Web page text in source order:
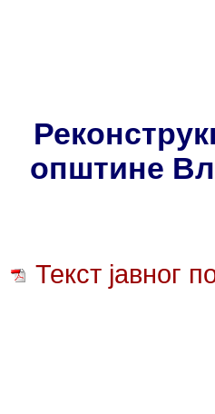
општине
Текст јавног